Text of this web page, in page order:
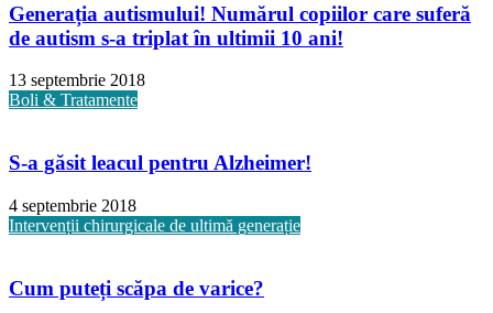
Generația autismului! Numărul copiilor care suferă
de autism s-a triplat în ultimii 10 ani!
13 septembrie 2018
Boli & Tratamente
S-a găsit leacul pentru Alzheimer!
4 septembrie 2018
Intervenții chirurgicale de ultimă generație
Cum puteți scăpa de varice?